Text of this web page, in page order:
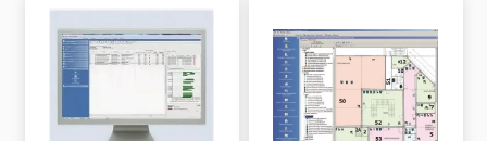
Оборудование для овз
Оборудование уличное и для прилегающей